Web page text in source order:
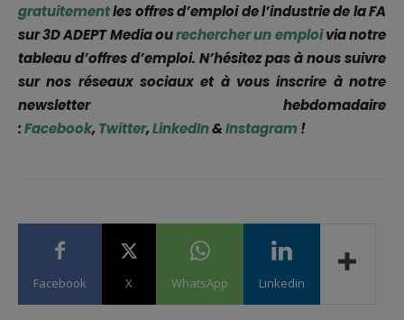
gratuitementles offres d’emploi de l’industrie de la FA
sur 3D ADEPT Media ourechercher un emploivia notre
tableau d’offres d’emploi. N’hésitez pas à nous suivre
sur nos réseaux sociaux et à vous inscrire à notre
newsletter hebdomadaire
:Facebook,Twitter,LinkedIn&Instagram !
Facebook X WhatsApp Linkedin